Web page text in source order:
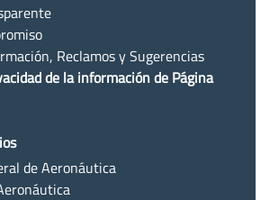
Reclamos y Sugerencias
de la información de Página
de Aeronáutica